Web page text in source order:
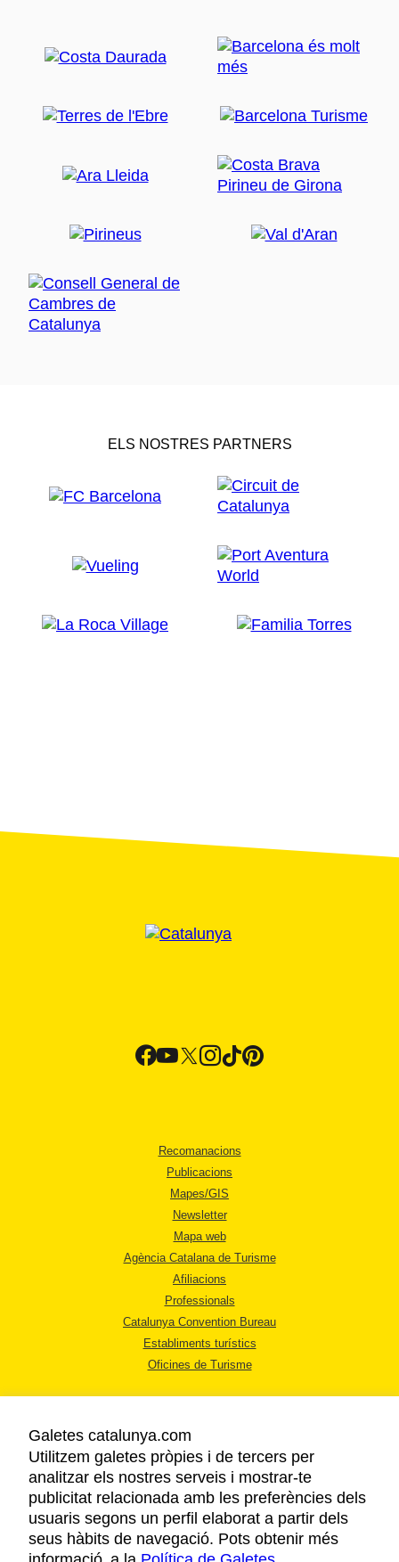
ELS NOSTRES PARTNERS
Recomanacions
Publicacions
Mapes/GIS
Newsletter
Mapa web
Agència Catalana de Turisme
Afiliacions
Professionals
Catalunya Convention Bureau
Establiments turístics
Oficines de Turisme
AVÍS LEGAL
POLÍTICA DE PRIVACITAT
COOKIES
ACCESSIBILITAT
Galetes catalunya.com
Utilitzem galetes pròpies i de tercers per
analitzar els nostres serveis i mostrar-te
publicitat relacionada amb les preferències dels
usuaris segons un perfil elaborat a partir dels
seus hàbits de navegació. Pots obtenir més